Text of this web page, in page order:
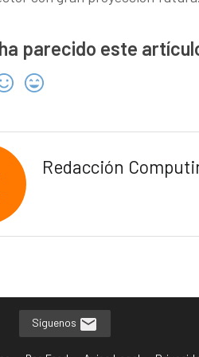
parecido este
Redacción
Síguenos